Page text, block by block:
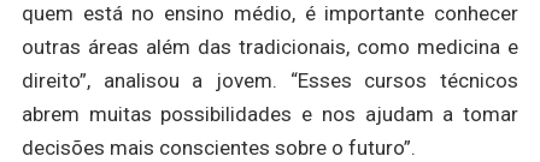
quem está no ensino médio, é importante conhecer
outras áreas além das tradicionais, como medicina e
direito”, analisou a jovem. “Esses cursos técnicos
abrem muitas possibilidades e nos ajudam a tomar
decisões mais conscientes sobre o futuro”.